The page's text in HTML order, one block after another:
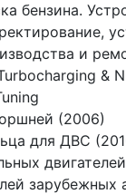
бензина.
и
&
(2006)
для ДВС
зарубежных